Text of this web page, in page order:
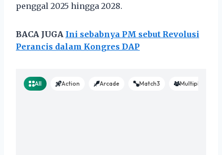
penggal 2025 hingga 2028.
BACA JUGA Ini sebabnya PM sebut Revolusi
Perancis dalam Kongres DAP